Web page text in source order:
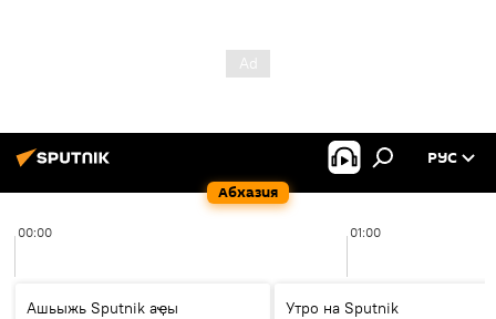
Абхазия
РУС
00:00 01:00
Ашьыжь Sputnik аҿы Утро на Sputnik